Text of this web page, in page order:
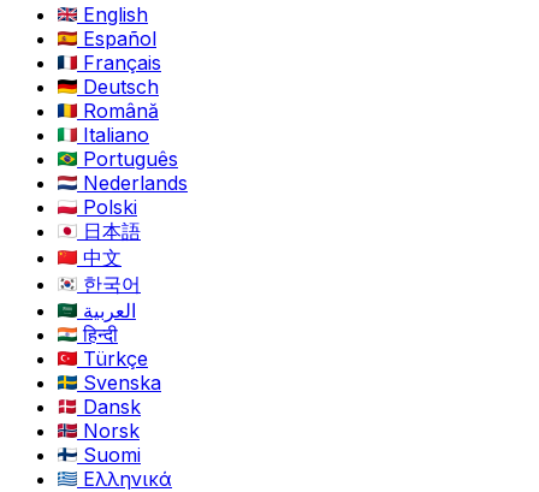
English
Español
Français
Deutsch
Română
Italiano
Português
Nederlands
Polski
日本語
中文
한국어
العربية
हिन्दी
Türkçe
Svenska
Dansk
Norsk
Suomi
Ελληνικά